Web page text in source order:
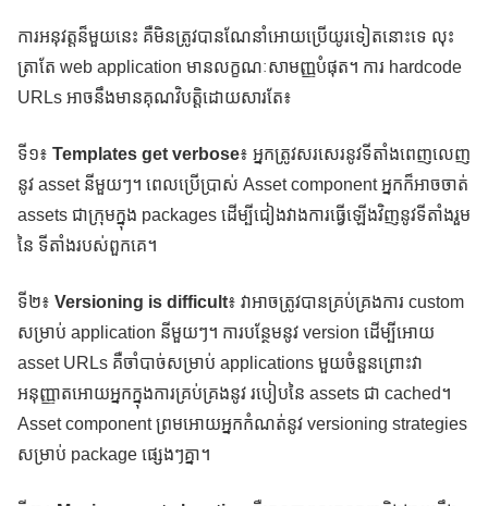
ការអនុវត្តន៏មួយនេះ គឺមិនត្រូវបានណែនាំអោយប្រើយូរទៀតនោះទេ លុះ
ត្រាតែ web application មានលក្ខណៈសាមញ្ញបំផុត។ ការ hardcode
URLs អាចនឹងមានគុណវិបត្តិដោយសារតែ៖
ទី១៖ Templates get verbose៖ អ្នកត្រូវសរសេរនូវទីតាំងពេញលេញ
នូវ asset នីមួយៗ។ ពេលប្រើប្រាស់ Asset component អ្នកក៏អាចចាត់
assets ជាក្រុមក្នុង packages ដើម្បីជៀងវាងការធ្វើឡើងវិញនូវទីតាំងរួម
នៃ ទីតាំងរបស់ពួកគេ។
ទី២៖ Versioning is difficult៖ វាអាចត្រូវបានគ្រប់គ្រងការ custom
សម្រាប់ application នីមួយៗ។ ការបន្ថែមនូវ version ដើម្បីអោយ​
asset URLs គឺចាំបាច់សម្រាប់ applications មួយចំនួនព្រោះវា
អនុញ្ញាតអោយអ្នកក្នុងការគ្រប់គ្រងនូវ របៀបនៃ assets ជា cached។
Asset component ព្រមអោយអ្នកកំណត់នូវ versioning strategies
សម្រាប់ package ផ្សេងៗគ្នា។